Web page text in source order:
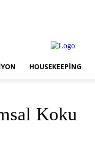
HOUSEKEEPING
Koku